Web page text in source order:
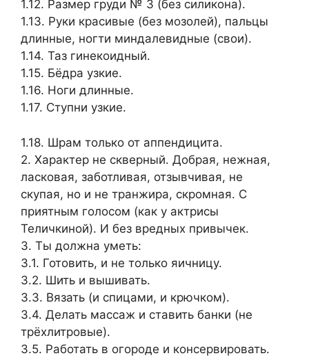
1.12. Размер груди № 3 (без силикона).
1.13. Руки красивые (без мозолей), пальцы
длинные, ногти миндалевидные (свои).
1.14. Таз гинекоидный.
1.15. Бёдра узкие.
1.16. Ноги длинные.
1.17. Ступни узкие.
1.18. Шрам только от аппендицита.
2. Характер не скверный. Добрая, нежная,
ласковая, заботливая, отзывчивая, не
скупая, но и не транжира, скромная. С
приятным голосом (как у актрисы
Теличкиной). И без вредных привычек.
3. Ты должна уметь:
3.1. Готовить, и не только яичницу.
3.2. Шить и вышивать.
3.3. Вязать (и спицами, и крючком).
3.4. Делать массаж и ставить банки (не
трёхлитровые).
3.5. Работать в огороде и консервировать.